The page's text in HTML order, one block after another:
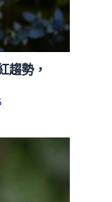
趨勢，